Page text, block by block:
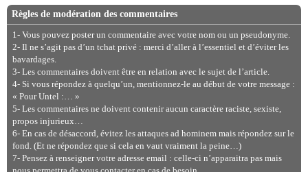
Règles de modération des commentaires
1- Vous pouvez poster un commentaire avec votre nom ou un pseudonyme.
2- Il ne s’agit pas d’un tchat privé : merci d’aller à l’essentiel et d’éviter les
bavardages.
3- Les commentaires doivent être en relation avec le sujet de l’article.
4- Si vous répondez à quelqu’un, mentionnez-le au début de votre message :
« Pour Untel :… »
5- Les commentaires ne doivent contenir aucun caractère raciste, sexiste,
propos injurieux…
6- En cas de désaccord, évitez les attaques ad hominem mais répondez sur le
fond. (Et ne répondez que si cela en vaut vraiment la peine…)
7- Pensez à renseigner votre adresse email : celle-ci n’apparaitra pas mais